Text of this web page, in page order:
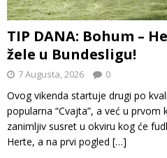
TIP DANA: Bohum –
žele u Bundesligu!
7 Augusta, 2026 0
Ovog vikenda startuje drugi po
popularna “Cvajta”, a već u
zanimljiv susret u okviru kog će
Herte, a na prvi pogled […]